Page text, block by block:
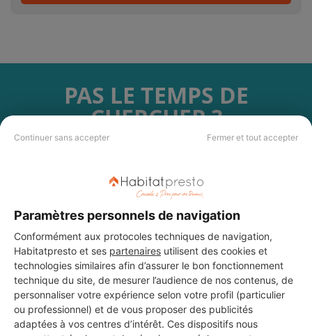
Continuer sans accepter Fermer et tout accepter
Paramètres personnels de navigation
Conformément aux protocoles techniques de navigation,
Habitatpresto et ses partenaires utilisent des cookies et
technologies similaires afin d’assurer le bon fonctionnement
technique du site, de mesurer l’audience de nos contenus, de
personnaliser votre expérience selon votre profil (particulier
ou professionnel) et de vous proposer des publicités
adaptées à vos centres d’intérêt. Ces dispositifs nous
PAS LE TEMPS DE
CHERCHER ?
professionnels partout en France.
DEMANDER UN DEVIS